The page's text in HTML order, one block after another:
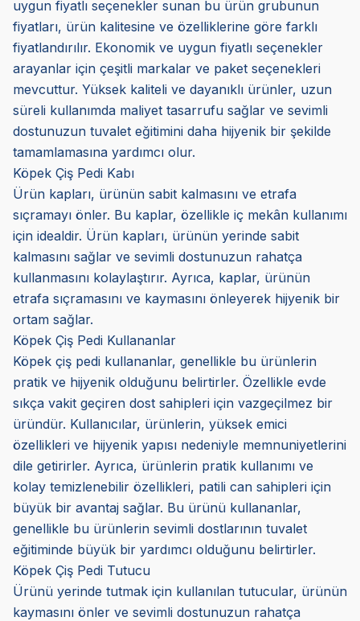
uygun fiyatlı seçenekler sunan bu ürün grubunun
fiyatları, ürün kalitesine ve özelliklerine göre farklı
fiyatlandırılır. Ekonomik ve uygun fiyatlı seçenekler
arayanlar için çeşitli markalar ve paket seçenekleri
mevcuttur. Yüksek kaliteli ve dayanıklı ürünler, uzun
süreli kullanımda maliyet tasarrufu sağlar ve sevimli
dostunuzun tuvalet eğitimini daha hijyenik bir şekilde
tamamlamasına yardımcı olur.
Köpek Çiş Pedi Kabı
Ürün kapları, ürünün sabit kalmasını ve etrafa
sıçramayı önler. Bu kaplar, özellikle iç mekân kullanımı
için idealdir. Ürün kapları, ürünün yerinde sabit
kalmasını sağlar ve sevimli dostunuzun rahatça
kullanmasını kolaylaştırır. Ayrıca, kaplar, ürünün
etrafa sıçramasını ve kaymasını önleyerek hijyenik bir
ortam sağlar.
Köpek Çiş Pedi Kullananlar
Köpek çiş pedi kullananlar, genellikle bu ürünlerin
pratik ve hijyenik olduğunu belirtirler. Özellikle evde
sıkça vakit geçiren dost sahipleri için vazgeçilmez bir
üründür. Kullanıcılar, ürünlerin, yüksek emici
özellikleri ve hijyenik yapısı nedeniyle memnuniyetlerini
dile getirirler. Ayrıca, ürünlerin pratik kullanımı ve
kolay temizlenebilir özellikleri, patili can sahipleri için
büyük bir avantaj sağlar. Bu ürünü kullananlar,
genellikle bu ürünlerin sevimli dostlarının tuvalet
eğitiminde büyük bir yardımcı olduğunu belirtirler.
Köpek Çiş Pedi Tutucu
Ürünü yerinde tutmak için kullanılan tutucular, ürünün
kaymasını önler ve sevimli dostunuzun rahatça